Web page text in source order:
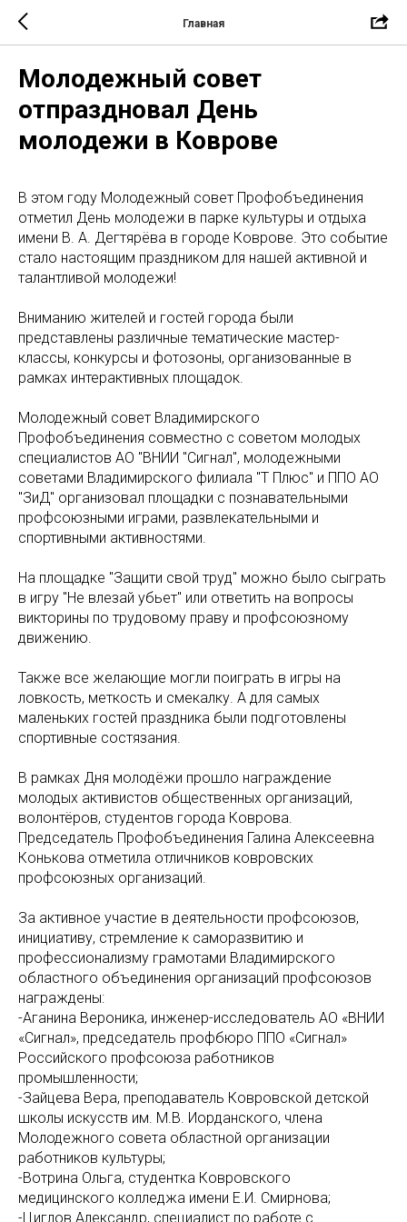
Главная
Молодежный совет
отпраздновал День
молодежи в Коврове
В этом году Молодежный совет Профобъединения
отметил День молодежи в парке культуры и отдыха
имени В. А. Дегтярёва в городе Коврове. Это событие
стало настоящим праздником для нашей активной и
талантливой молодежи!
Вниманию жителей и гостей города были
представлены различные тематические мастер-
классы, конкурсы и фотозоны, организованные в
рамках интерактивных площадок.
Молодежный совет Владимирского
Профобъединения совместно с советом молодых
специалистов АО "ВНИИ "Сигнал", молодежными
советами Владимирского филиала "Т Плюс" и ППО АО
"ЗиД" организовал площадки с познавательными
профсоюзными играми, развлекательными и
спортивными активностями.
На площадке "Защити свой труд" можно было сыграть
в игру "Не влезай убьет" или ответить на вопросы
викторины по трудовому праву и профсоюзному
движению.
Также все желающие могли поиграть в игры на
ловкость, меткость и смекалку. А для самых
маленьких гостей праздника были подготовлены
спортивные состязания.
В рамках Дня молодёжи прошло награждение
молодых активистов общественных организаций,
волонтёров, студентов города Коврова.
Председатель Профобъединения Галина Алексеевна
Конькова отметила отличников ковровских
профсоюзных организаций.
За активное участие в деятельности профсоюзов,
инициативу, стремление к саморазвитию и
профессионализму грамотами Владимирского
областного объединения организаций профсоюзов
награждены:
-Аганина Вероника, инженер-исследователь АО «ВНИИ
«Сигнал», председатель профбюро ППО «Сигнал»
Российского профсоюза работников
промышленности;
-Зайцева Вера, преподаватель Ковровской детской
школы искусств им. М.В. Иорданского, члена
Молодежного совета областной организации
работников культуры;
-Вотрина Ольга, студентка Ковровского
медицинского колледжа имени Е.И. Смирнова;
-Циглов Александр, специалист по работе с